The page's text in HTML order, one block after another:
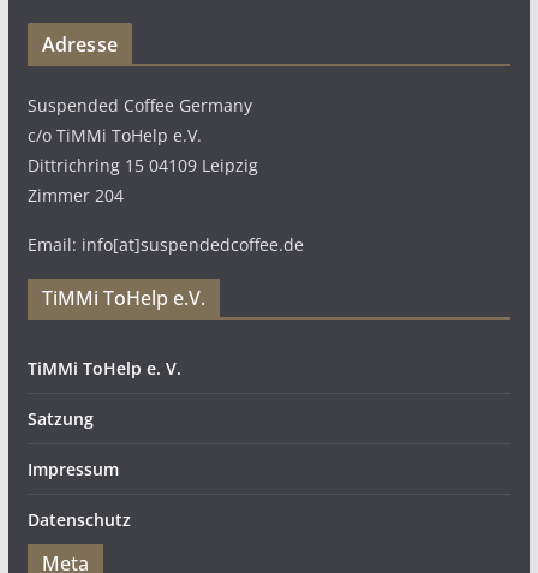
Adresse
Suspended Coffee Germany
c/o TiMMi ToHelp e.V.
Dittrichring 15 04109 Leipzig
Zimmer 204
Email: info[at]suspendedcoffee.de
TiMMi ToHelp e.V.
TiMMi ToHelp e. V.
Satzung
Impressum
Datenschutz
Meta